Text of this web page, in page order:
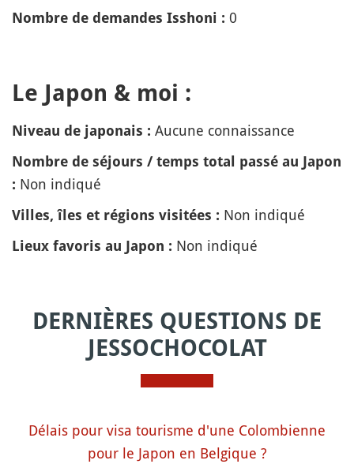
Nombre de demandes Isshoni : 0
Le Japon & moi :
Niveau de japonais : Aucune connaissance
Nombre de séjours / temps total passé au Japon
: Non indiqué
Villes, îles et régions visitées : Non indiqué
Lieux favoris au Japon : Non indiqué
DERNIÈRES QUESTIONS DE
JESSOCHOCOLAT
Délais pour visa tourisme d'une Colombienne
pour le Japon en Belgique ?